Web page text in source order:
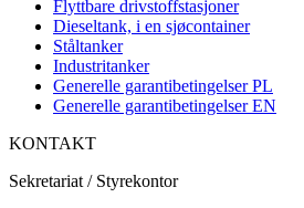
Flyttbare drivstoffstasjoner
Dieseltank, i en sjøcontainer
Ståltanker
Industritanker
Generelle garantibetingelser PL
Generelle garantibetingelser EN
KONTAKT
Sekretariat / Styrekontor